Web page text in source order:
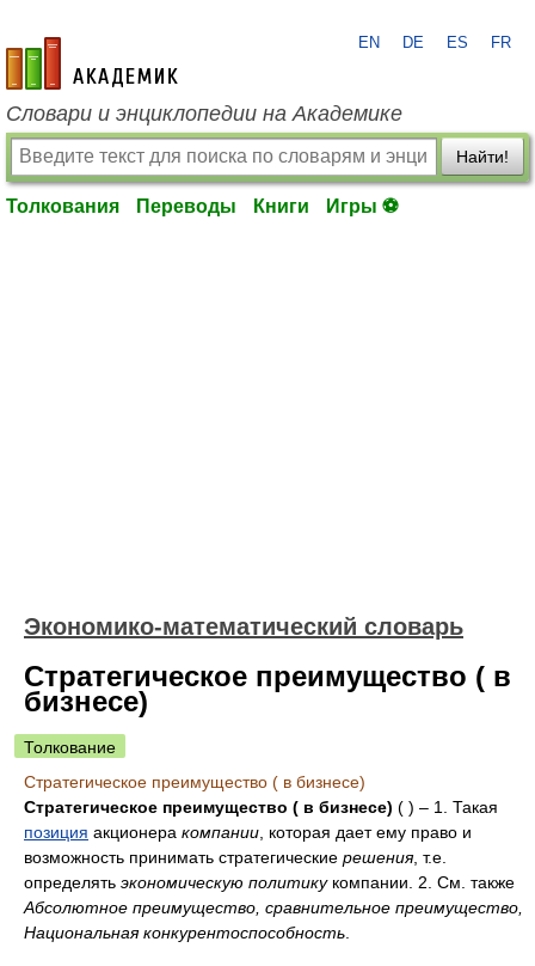
academic.ru
EN DE ES FR
Словари и энциклопедии на Академике
Найти!
Толкования Переводы Книги Игры ⚽
Экономико-математический словарь
Стратегическое преимущество ( в
бизнесе)
Толкование
Стратегическое преимущество ( в бизнесе)
Стратегическое преимущество ( в бизнесе) ( ) – 1. Такая
позиция акционера компании , которая дает ему право и
возможность принимать стратегические решения, т.е.
определять экономическую политикукомпании. 2. См. также
Абсолютное преимущество, сравнительное преимущество,
Национальная конкурентоспособность